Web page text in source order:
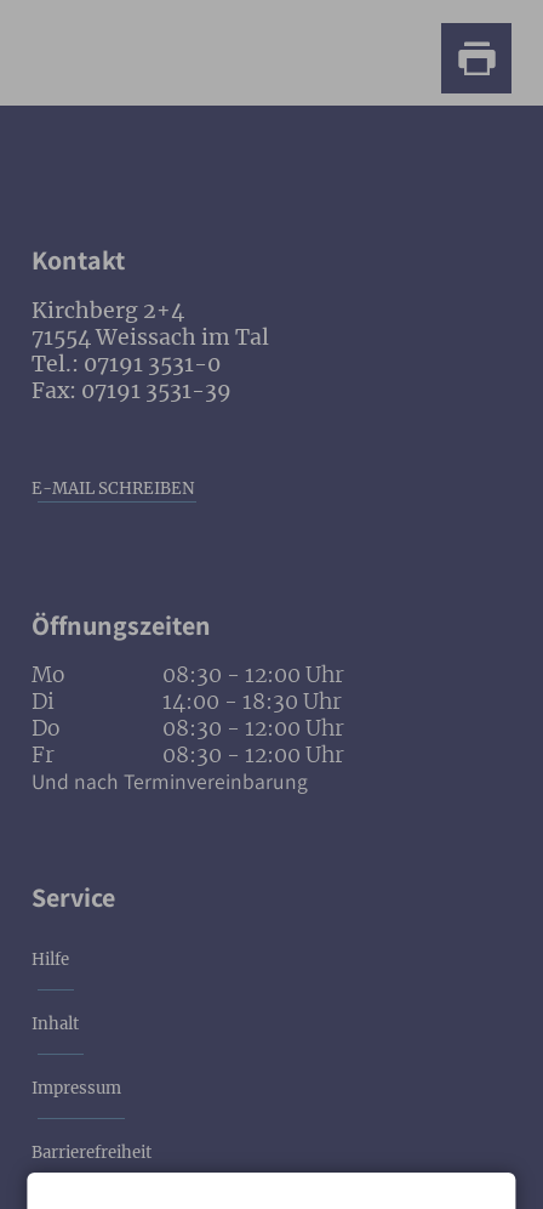
Kontakt
Kirchberg 2+4
71554 Weissach im Tal
Tel.: 07191 3531-0
Fax: 07191 3531-39
E-MAIL SCHREIBEN
Öffnungszeiten
Mo
08:30 - 12:00 Uhr
Di
14:00 - 18:30 Uhr
Do
08:30 - 12:00 Uhr
Fr
08:30 - 12:00 Uhr
Und nach Terminvereinbarung
Service
Hilfe
Inhalt
Impressum
Barrierefreiheit